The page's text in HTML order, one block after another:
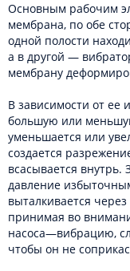
Основным рабочим
мембрана, по обе
одной полости
а в другой —
мембрану
В зависимости от ее
большую или
уменьшается или
создается
всасывается внутрь.
давление
выталкивается
принимая во
насоса—вибрацию,
чтобы он не